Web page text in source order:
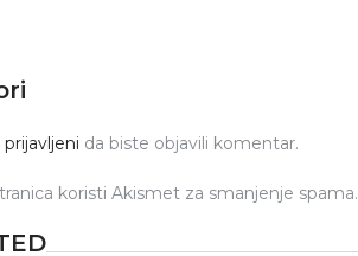
prijavljeni da biste objavili komentar.
koristi Akismet za smanjenje spama.